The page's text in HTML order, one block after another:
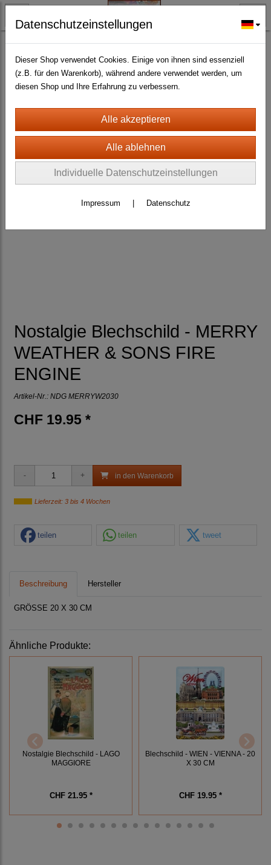
BLECH- + HOLZSCHILDER-MAGNETE
BLECHSCHILDER CA. 20 X 30 CM
Diverse (463)
Nostalgie Blechschild - MERRY
WEATHER & SONS FIRE
ENGINE
Artikel-Nr.: NDG MERRYW2030
CHF 19.95 *
in den Warenkorb
Lieferzeit: 3 bis 4 Wochen
teilen teilen tweet
Beschreibung Hersteller
GRÖSSE 20 X 30 CM
Ähnliche Produkte:
Nostalgie Blechschild - LAGO
MAGGIORE
CHF 21.95 *
Blechschild - WIEN - VIENNA - 20
X 30 CM
CHF 19.95 *
Datenschutzeinstellungen
Dieser Shop verwendet Cookies. Einige von ihnen sind essenziell
(z.B. für den Warenkorb), während andere verwendet werden, um
diesen Shop und Ihre Erfahrung zu verbessern.
Individuelle Datenschutzeinstellungen
Impressum Datenschutz